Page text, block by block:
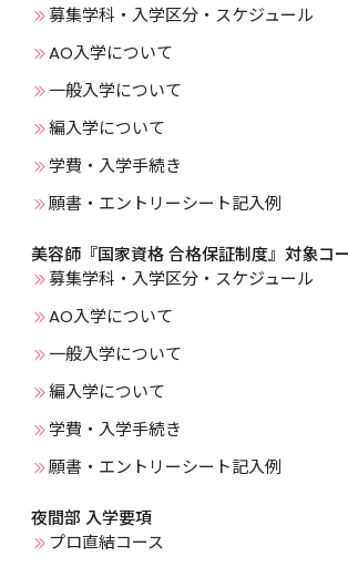
募集学科・入学区分・スケジュール
AO入学について
一般入学について
編入学について
学費・入学手続き
願書・エントリーシート記入例
美容師『国家資格 合格保証制度』対象コ
募集学科・入学区分・スケジュール
AO入学について
一般入学について
編入学について
学費・入学手続き
願書・エントリーシート記入例
夜間部 入学要項
プロ直結コース